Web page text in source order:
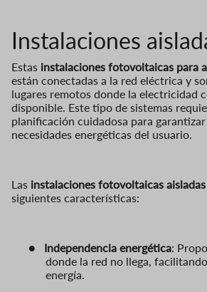
Instalaciones
Estas instalaciones fotovoltaicas para
están conectadas a la red eléctrica y
lugares remotos donde la electricidad
disponible. Este tipo de sistemas
planificación cuidadosa para
necesidades energéticas del usuario.
Las instalaciones fotovoltaicas aisladas
siguientes características:
● Independencia energética:
donde la red no llega,
energía.